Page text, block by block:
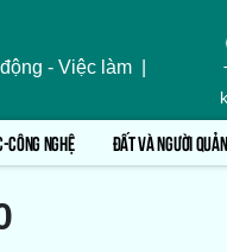
- Việc làm
CÔNG NGHỆ ĐẤT VÀ NGƯỜI